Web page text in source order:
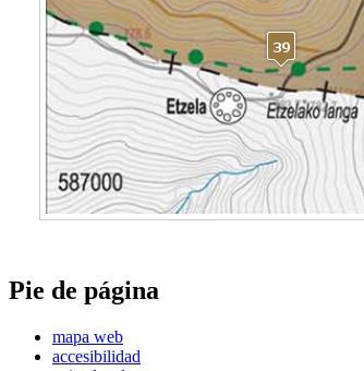
Pie de página
mapa web
accesibilidad